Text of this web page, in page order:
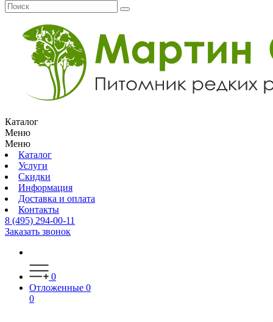
Каталог
Меню
Меню
Каталог
Услуги
Скидки
Информация
Доставка и оплата
Контакты
8 (495) 294-00-11
Заказать звонок
0
Отложенные 0
0